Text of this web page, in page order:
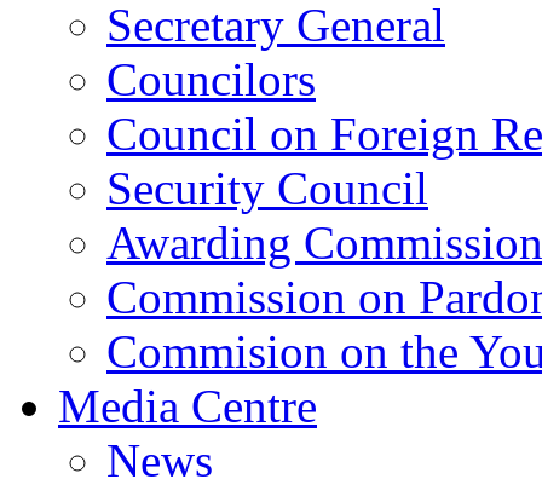
Secretary General
Councilors
Council on Foreign
Security Council
Awarding Commission
Commission on
Commision on the
Media Centre
News